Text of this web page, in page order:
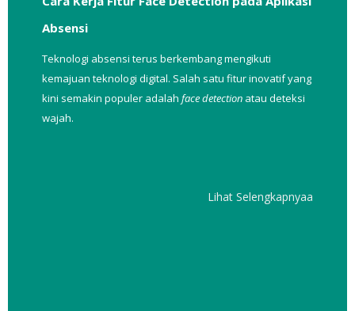
Absensi
Teknologi absensi terus berkembang mengikuti
kemajuan teknologi digital. Salah satu fitur inovatif yang
kini semakin populer adalah face detectionatau deteksi
wajah.
Lihat Selengkapnyaa